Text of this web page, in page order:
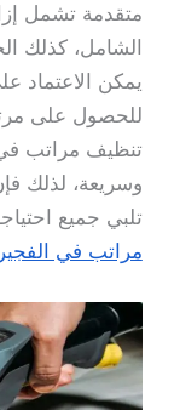
متقدمة تشمل
الشامل، كذلك
يمكن الاعتماد
للحصول على
تنظيف مراتب
وسريعة، لذلك
تلبي جميع
مراتب في